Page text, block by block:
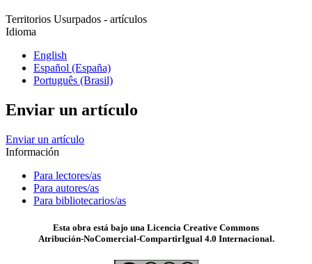
Territorios Usurpados - artículos
Idioma
English
Español (España)
Português (Brasil)
Enviar un artículo
Enviar un artículo
Información
Para lectores/as
Para autores/as
Para bibliotecarios/as
Esta obra está bajo una Licencia Creative Commons
Atribución-NoComercial-CompartirIgual 4.0 Internacional.